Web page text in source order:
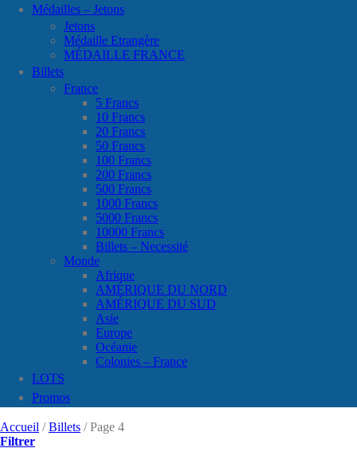
Médailles – Jetons
Jetons
Médaille Etrangère
MÉDAILLE FRANCE
Billets
France
5 Francs
10 Francs
20 Francs
50 Francs
100 Francs
200 Francs
500 Francs
1000 Francs
5000 Francs
10000 Francs
Billets – Necessité
Monde
Afrique
AMÉRIQUE DU NORD
AMÉRIQUE DU SUD
Asie
Europe
Océanie
Colonies – France
LOTS
Promos
Accueil / Billets /Page 4
Filtrer